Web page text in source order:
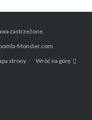
zastrzeżone.
Monster.com
strony
Wróć na górę